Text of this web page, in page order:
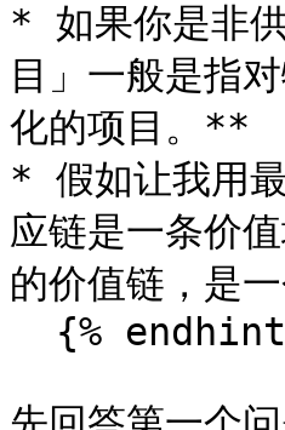
* 如果你是非
目」一般是指
化的项目。**
* 假如让我用
应链是一条价
的价值链，是